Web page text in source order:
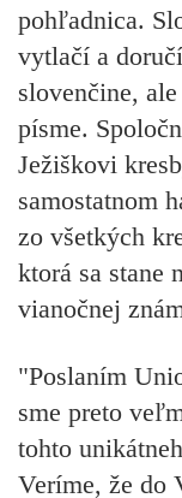
pohľadnica.
vytlačí a
slovenčine,
písme.
Ježiškovi
samostatnom
zo všetkých
ktorá sa stane
vianočnej
"Poslaním
sme preto
tohto
Veríme, že do